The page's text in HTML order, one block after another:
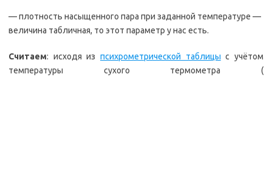
— плотность насыщенного пара при заданной температуре —
величина табличная, то этот параметр у нас есть.
Считаем: исходя из психрометрической таблицы с учётом
температуры сухого термометра (